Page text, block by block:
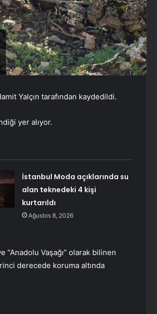
Yalçın tarafından kaydedildi.
yer alıyor.
İstanbul Moda açıklarında su
alan teknedeki 4 kişi
kurtarıldı
Ağustos 8, 2026
“Anadolu Vaşağı” olarak bilinen
derecede koruma altında